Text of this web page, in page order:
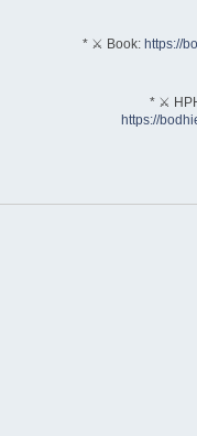
* ⚔ Book: https://
* ⚔
https://